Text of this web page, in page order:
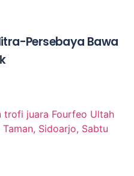
Persebaya Bawa